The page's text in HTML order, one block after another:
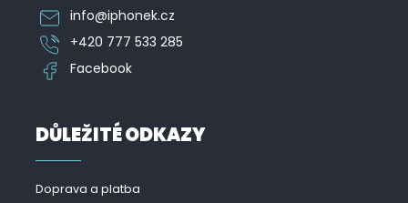
info@iphonek.cz
+420 777 533 285
Facebook
DŮLEŽITÉ ODKAZY
Doprava a platba